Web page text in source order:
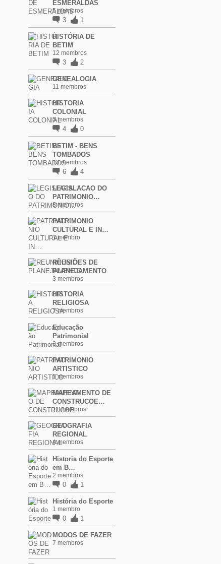
ESMERALDAS
5 membros
3 1
HISTÓRIA DE
BETIM
12 membros
3 2
GENEALOGIA
11 membros
HISTORIA
COLONIAL
5 membros
4 0
BETIM - BENS
TOMBADOS
13 membros
6 4
LEGISLACAO DO
PATRIMONIO…
8 membros
PATRIMONIO
CULTURAL E IN…
1 membro
REUNIÕES DE
PLANEJAMENTO
3 membros
HISTORIA
RELIGIOSA
7 membros
Educação
Patrimonial
3 membros
PATRIMONIO
ARTISTICO
5 membros
MAPEAMENTO DE
CONSTRUCOE…
11 membros
GEOGRAFIA
REGIONAL
4 membros
Historia do Esporte
em B…
2 membros
0 1
História do Esporte
1 membro
0 1
MODOS DE FAZER
7 membros